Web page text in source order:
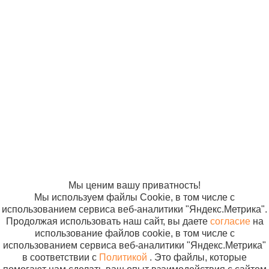
Мы ценим вашу приватность!
Мы используем файлы Cookie, в том числе с
использованием сервиса веб-аналитики "Яндекс.Метрика".
Продолжая использовать наш сайт, вы даете согласиена
использование файлов cookie, в том числе с
использованием сервиса веб-аналитики "Яндекс.Метрика"
в соответствии с Политикой . Это файлы, которые